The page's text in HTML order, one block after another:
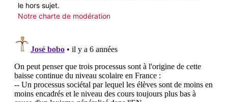
le hors sujet.
Notre charte de modération